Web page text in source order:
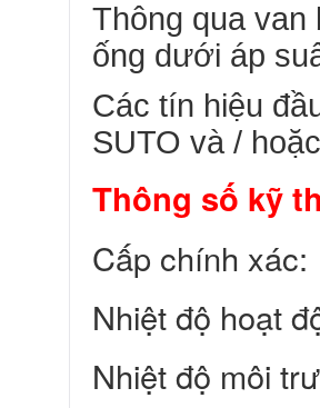
Thông qua van
ống dưới áp
Các tín hiệu
SUTO và /
Thông số kỹ
Cấp chính
Nhiệt độ hoạt
Nhiệt độ môi